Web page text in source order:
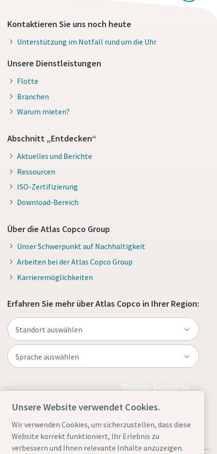
Kontaktieren Sie uns noch heute
Unterstützung im Notfall rund um die Uhr
Unsere Dienstleistungen
Flotte
Branchen
Warum mieten?
Abschnitt „Entdecken“
Aktuelles und Berichte
Ressourcen
ISO-Zertifizierung
Download-Bereich
Über die Atlas Copco Group
Unser Schwerpunkt auf Nachhaltigkeit
Arbeiten bei der Atlas Copco Group
Karrieremöglichkeiten
Erfahren Sie mehr über Atlas Copco in Ihrer Region:
Website besuchen
Unsere Website verwendet Cookies.
Wir verwenden Cookies, um sicherzustellen, dass diese
Website korrekt funktioniert, Ihr Erlebnis zu
verbessern und Ihnen relevante Inhalte anzuzeigen.